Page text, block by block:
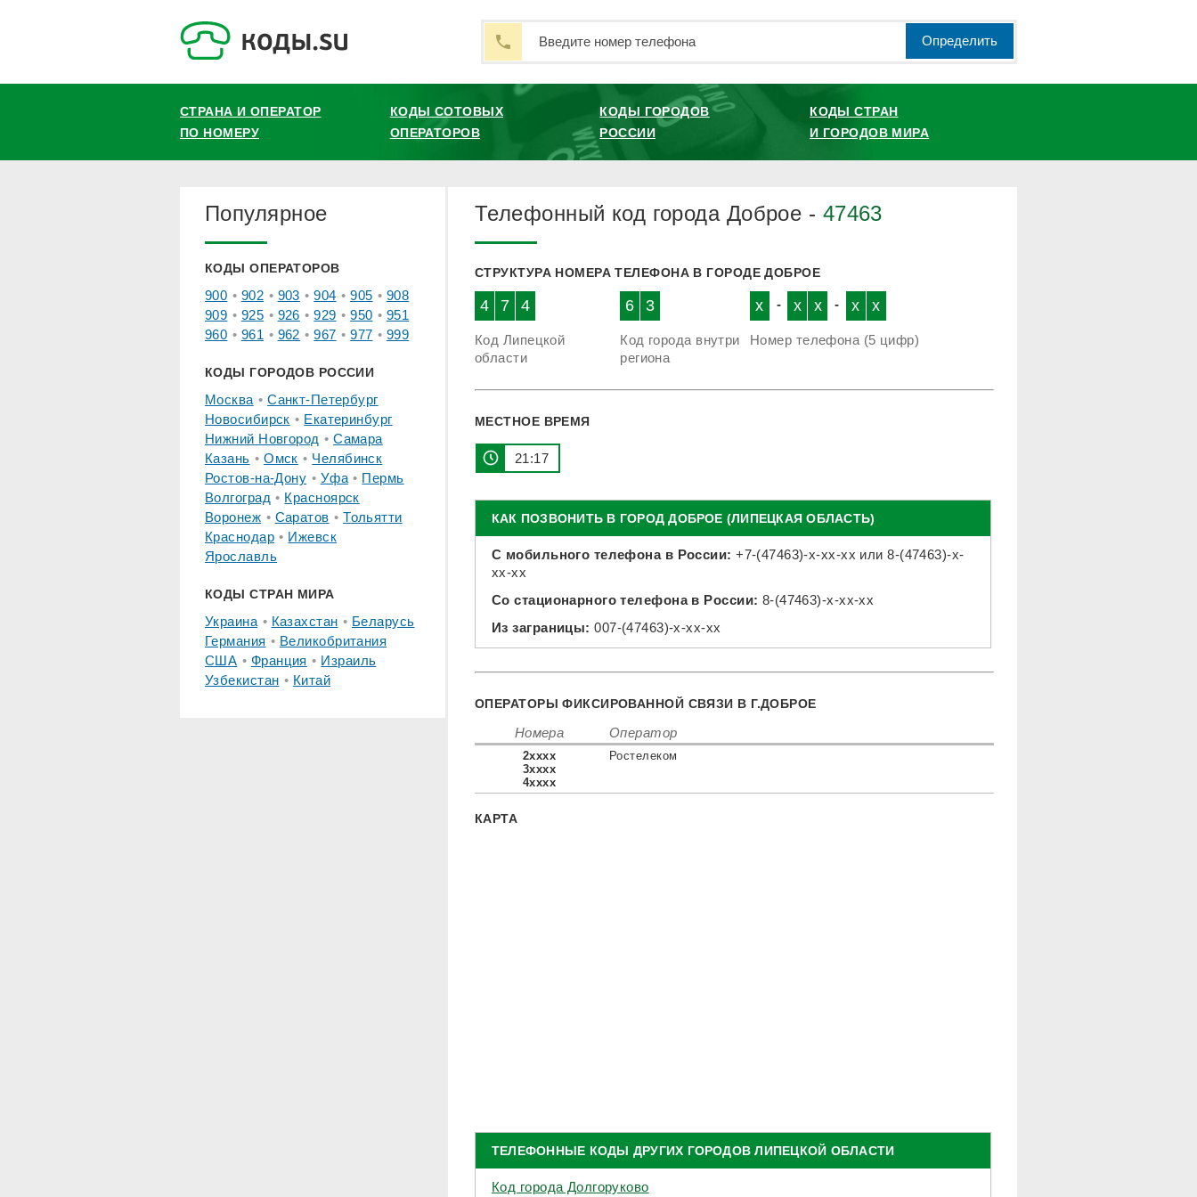
Определить
СТРАНА И ОПЕРАТОР
ПО НОМЕРУ
КОДЫ СОТОВЫХ
ОПЕРАТОРОВ
КОДЫ ГОРОДОВ
РОССИИ
КОДЫ СТРАН
И ГОРОДОВ МИРА
Телефонный код города Доброе - 47463
СТРУКТУРА НОМЕРА ТЕЛЕФОНА В ГОРОДЕ ДОБРОЕ
4 7 4
Код Липецкой
области
6 3
Код города внутри
региона
x - x x - x x
Номер телефона (5 цифр)
МЕСТНОЕ ВРЕМЯ
21 17
КАК ПОЗВОНИТЬ В ГОРОД ДОБРОЕ (ЛИПЕЦКАЯ ОБЛАСТЬ)
С мобильного телефона в России: +7-(47463)-x-xx-xx или8-(47463)-x-
xx-xx
Со стационарного телефона в России: 8-(47463)-x-xx-xx
Из заграницы: 007-(47463)-x-xx-xx
ОПЕРАТОРЫ ФИКСИРОВАННОЙ СВЯЗИ В Г.ДОБРОЕ
Номера Оператор
2xxxx
3xxxx
4xxxx
Ростелеком
КАРТА
ТЕЛЕФОННЫЕ КОДЫ ДРУГИХ ГОРОДОВ ЛИПЕЦКОЙ ОБЛАСТИ
Код города Долгоруково
Популярное
КОДЫ ОПЕРАТОРОВ
900 902 903 904 905
908
909
925 926 929 950
951
960
961 962 967 977 999
КОДЫ ГОРОДОВ РОССИИ
Москва
Санкт-Петербург
Новосибирск
Екатеринбург
Нижний Новгород
Самара
Казань
Омск
Челябинск
Ростов-на-Дону
Уфа
Пермь
Волгоград
Красноярск
Воронеж
Саратов
Тольятти
Краснодар
Ижевск
Ярославль
КОДЫ СТРАН МИРА
Украина Казахстан
Беларусь
Германия
Великобритания
США
Франция
Израиль
Узбекистан
Китай